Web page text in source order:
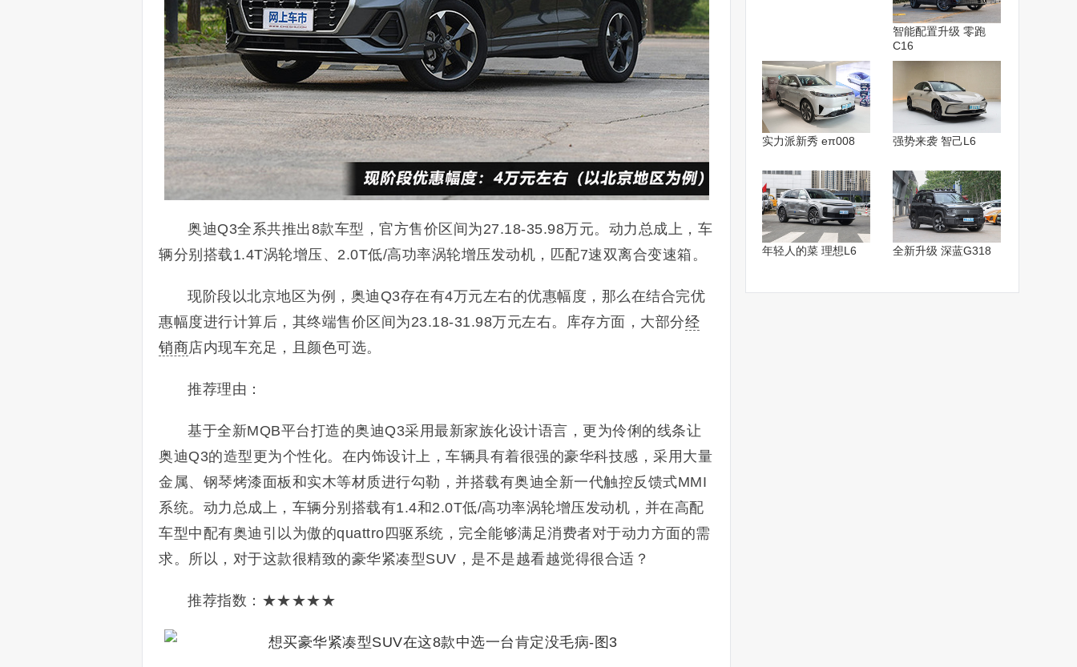
奥迪Q3全系共推出8款车型，官方售价区间为27.18-35.98万元。动力总成上，车
辆分别搭载1.4T涡轮增压、2.0T低/高功率涡轮增压发动机，匹配7速双离合变速箱。
现阶段以北京地区为例，奥迪Q3存在有4万元左右的优惠幅度，那么在结合完优
惠幅度进行计算后，其终端售价区间为23.18-31.98万元左右。库存方面，大部分经
销商店内现车充足，且颜色可选。
推荐理由：
基于全新MQB平台打造的奥迪Q3采用最新家族化设计语言，更为伶俐的线条让
奥迪Q3的造型更为个性化。在内饰设计上，车辆具有着很强的豪华科技感，采用大量
金属、钢琴烤漆面板和实木等材质进行勾勒，并搭载有奥迪全新一代触控反馈式MMI
系统。动力总成上，车辆分别搭载有1.4和2.0T低/高功率涡轮增压发动机，并在高配
车型中配有奥迪引以为傲的quattro四驱系统，完全能够满足消费者对于动力方面的需
求。所以，对于这款很精致的豪华紧凑型SUV，是不是越看越觉得很合适？
推荐指数：★★★★★
智能配置升级 零跑
C16
实力派新秀 eπ008 强势来袭 智己L6
年轻人的菜 理想L6 全新升级 深蓝G318